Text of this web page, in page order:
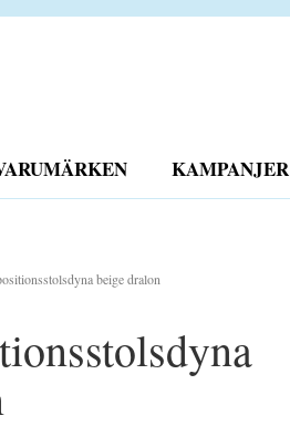
KAMPANJER
beige dralon